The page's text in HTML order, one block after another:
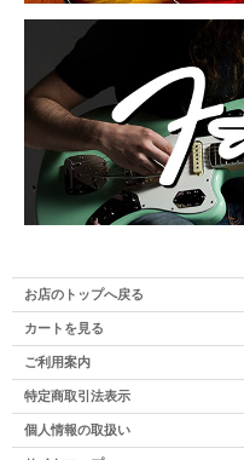
お店のトップへ戻る
カートを見る
ご利用案内
特定商取引法表示
個人情報の取扱い